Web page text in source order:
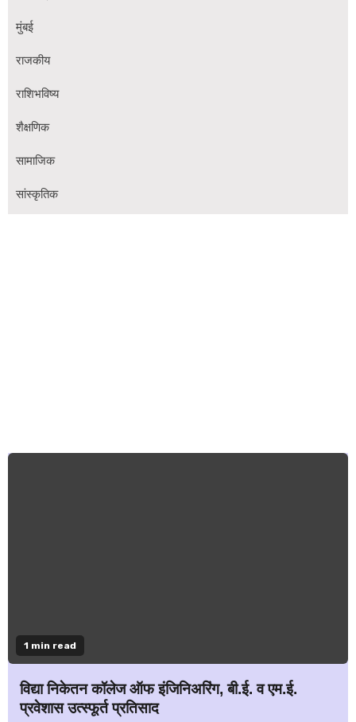
मुंबई
राजकीय
राशिभविष्य
शैक्षणिक
सामाजिक
सांस्कृतिक
1 min read
विद्या निकेतन कॉलेज ऑफ इंजिनिअरिंग, बी.ई. व एम.ई.
प्रवेशास उत्स्फूर्त प्रतिसाद